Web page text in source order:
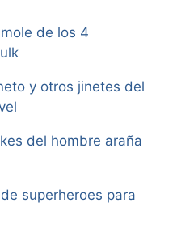
de los 4
y otros jinetes del
del hombre araña
superheroes para